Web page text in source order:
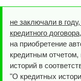
не заключали в
кредитного договора
на приобретение
кредитным
историй в
"О кредитных